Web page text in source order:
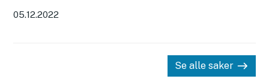
05.12.2022
Se alle saker